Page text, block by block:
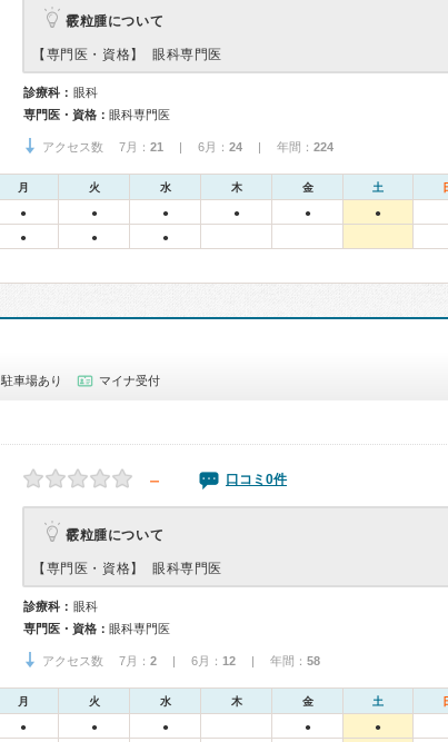
霰粒腫について
【専門医・資格】 眼科専門医
診療科： 眼科
専門医・資格： 眼科専門医
アクセス数 7月： 21 | 6月： 24 | 年間： 224
月 火 水 木 金 土
● ● ● ● ● ●
● ● ●
駐車場あり マイナ受付
－ 口コミ0件
霰粒腫について
【専門医・資格】 眼科専門医
診療科： 眼科
専門医・資格： 眼科専門医
アクセス数 7月： 2 | 6月： 12 | 年間： 58
月 火 水 木 金 土
● ● ● ● ●